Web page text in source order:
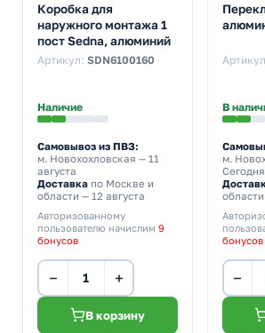
Коробка для
наружного монтажа 1
пост Sedna, алюминий
Артикул: SDN6100160
Наличие
Самовывоз из ПВЗ:
м. Новохохловская — 11
августа
Доставка по Москве и
области — 12 августа
Авторизованному
пользователю начислим 9
бонусов
− +
В корзину
В
м.
бонусов
−